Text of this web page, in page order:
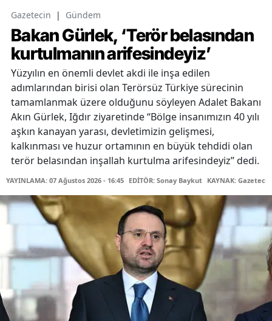
Gazetecin | Gündem
Bakan Gürlek, ‘Terör belasından
kurtulmanın arifesindeyiz’
Yüzyılın en önemli devlet akdi ile inşa edilen
adımlarından birisi olan Terörsüz Türkiye sürecinin
tamamlanmak üzere olduğunu söyleyen Adalet Bakanı
Akın Gürlek, Iğdır ziyaretinde “Bölge insanımızın 40 yılı
aşkın kanayan yarası, devletimizin gelişmesi,
kalkınması ve huzur ortamının en büyük tehdidi olan
terör belasından inşallah kurtulma arifesindeyiz” dedi.
YAYINLAMA: 07 Ağustos 2026 - 16:45 EDİTÖR: Sonay Baykut KAYNAK: Gazetecin